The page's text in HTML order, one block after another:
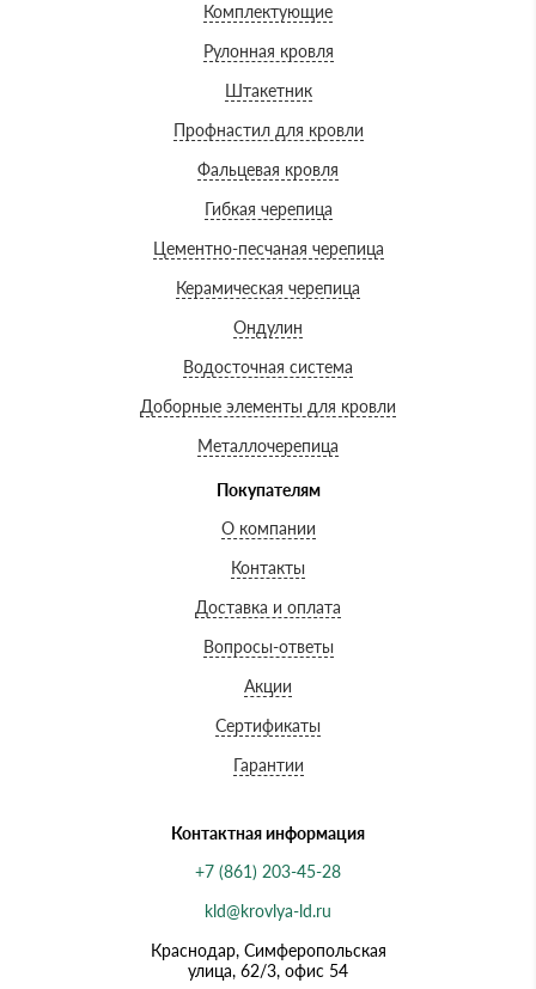
Комплектующие
Рулонная кровля
Штакетник
Профнастил для кровли
Фальцевая кровля
Гибкая черепица
Цементно-песчаная черепица
Керамическая черепица
Ондулин
Водосточная система
Доборные элементы для кровли
Металлочерепица
Покупателям
О компании
Контакты
Доставка и оплата
Вопросы-ответы
Акции
Сертификаты
Гарантии
Контактная информация
+7 (861) 203-45-28
kld@krovlya-ld.ru
Краснодар, Симферопольская
улица, 62/3, офис 54